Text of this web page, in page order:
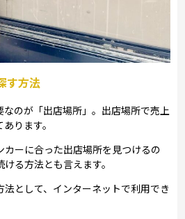
す方法
のが「出店場所」。出店場所で売上
ります。
ーに合った出店場所を見つけるの
る方法とも言えます。
として、インターネットで利用でき